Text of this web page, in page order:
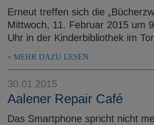
Erneut treffen sich die
Mittwoch, 11. Februar 2015 um
Uhr in der Kinderbibliothek im
MEHR DAZU LESEN
30.01.2015
Aalener Repair Café
Das Smartphone spricht nicht